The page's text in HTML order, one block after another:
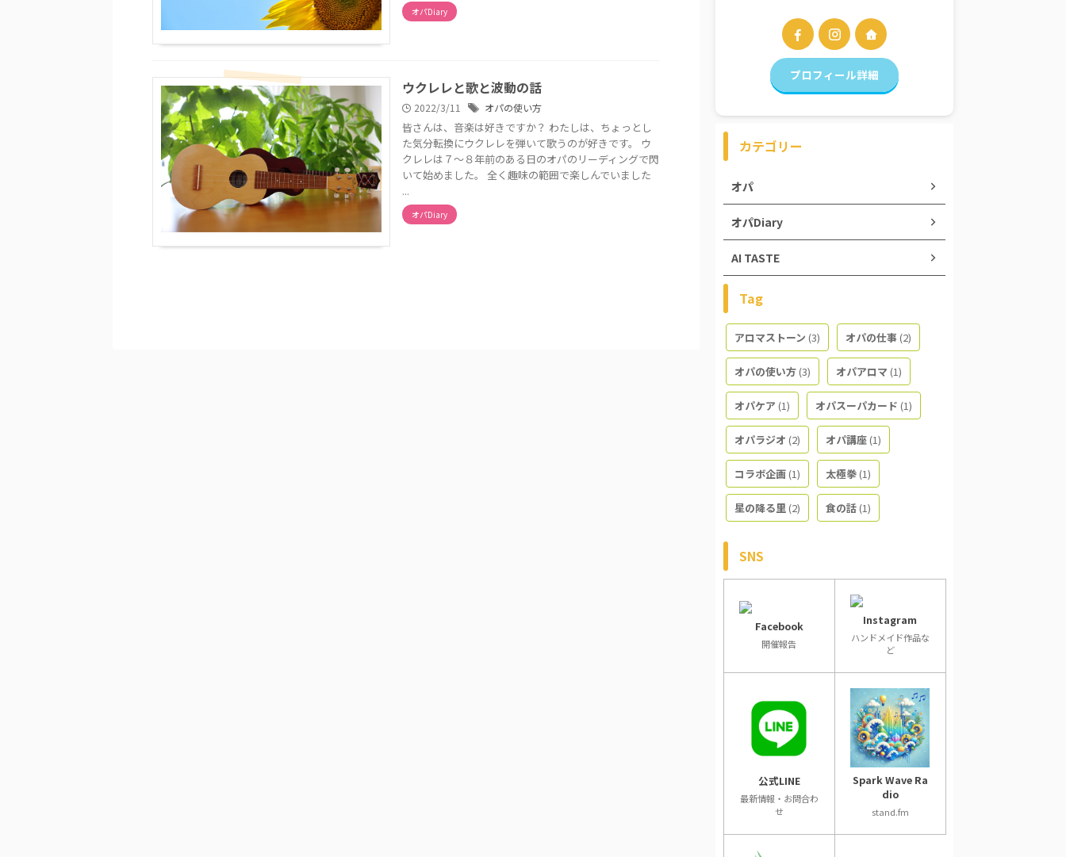
オパDiary
ウクレレと歌と波動の話
2022/3/11 オパの使い方
皆さんは、音楽は好きですか？ わたしは、ちょっとし
た気分転換にウクレレを弾いて歌うのが好きです。 ウ
クレレは７～８年前のある日のオパのリーディングで閃
いて始めました。 全く趣味の範囲で楽しんでいました
...
オパDiary
プロフィール詳細
カテゴリー
オパ
オパDiary
AI TASTE
Tag
アロマストーン (3) オパの仕事 (2)
オパの使い方 (3) オパアロマ (1)
オパケア (1) オパスーパカード (1)
オパラジオ (2) オパ講座 (1)
コラボ企画 (1) 太極拳 (1)
星の降る里 (2) 食の話 (1)
SNS
Facebook
開催報告
Instagram
ハンドメイド作品な
ど
公式LINE
最新情報・お問合わ
せ
Spark Wave Ra
dio
stand.fm